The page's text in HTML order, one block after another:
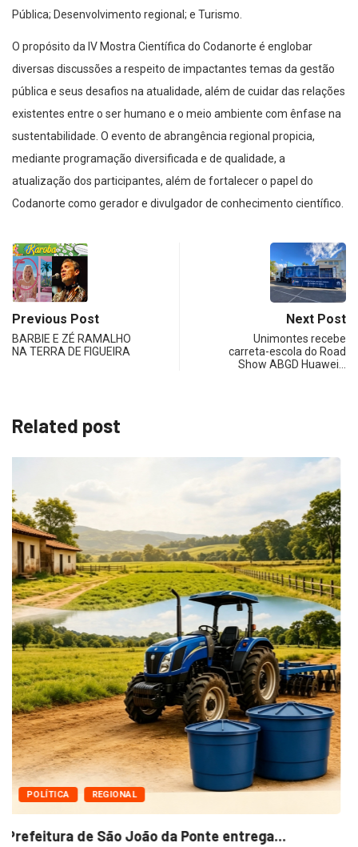
Pública; Desenvolvimento regional; e Turismo.
O propósito da IV Mostra Científica do Codanorte é englobar
diversas discussões a respeito de impactantes temas da gestão
pública e seus desafios na atualidade, além de cuidar das relações
existentes entre o ser humano e o meio ambiente com ênfase na
sustentabilidade. O evento de abrangência regional propicia,
mediante programação diversificada e de qualidade, a
atualização dos participantes, além de fortalecer o papel do
Codanorte como gerador e divulgador de conhecimento científico.
Previous Post
BARBIE E ZÉ RAMALHO
NA TERRA DE FIGUEIRA
Next Post
Unimontes recebe
carreta-escola do Road
Show ABGD Huawei…
Related post